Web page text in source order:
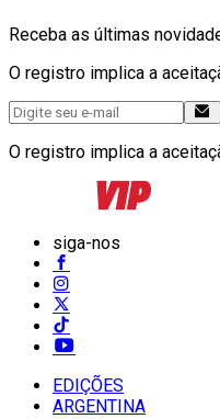
Receba as últimas
O registro implica a
O registro implica a
siga-nos
EDIÇÕES
ARGENTINA